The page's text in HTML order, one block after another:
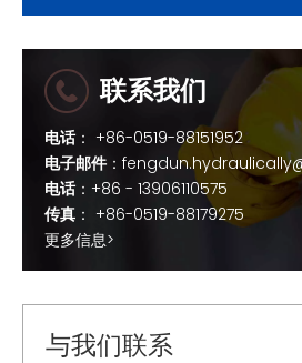
联系我们
电话： +86-0519-88151952
电子邮件：
电话：+86 - 13906110575
传真 ： +86-0519-88179275
更多信息>
与我们联系